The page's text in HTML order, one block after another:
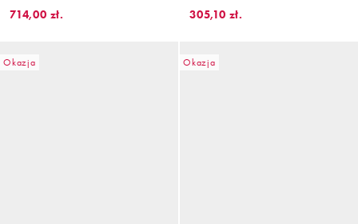
714,00 zł.
305,10 zł.
Okazja Okazja